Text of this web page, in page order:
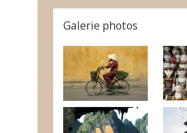
Galerie photos